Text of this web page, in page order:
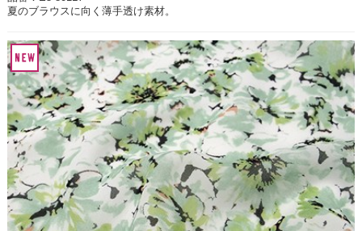
夏のブラウスに向く薄手透け素材。